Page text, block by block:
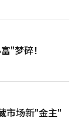
"梦碎！
市场新"金主"